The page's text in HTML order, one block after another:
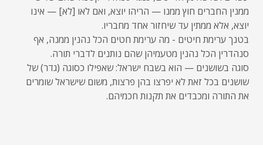
ממנין החברים חוץ ממנו — הריהו יוצא, ואם לאו [לא] — אינו
יוצא, אלא ממתין עד שיחזור אחד מחבריו.
בטנך ערימת חיטים - מה ערימת חטים הכל נהנין ממנה, אף
סנהדרין הכל נהנין מטעמיהן שהם נותנים לדברי תורה.
סוגה בשושנים — הוא בשבח ישראל: שאפילו כסוגה (גדר) של
שושנים בכל זאת לא יפרצו בהן פרצות, משום שישראל שומרים
את התורה ומכבדים את תקנות חכמיהם.